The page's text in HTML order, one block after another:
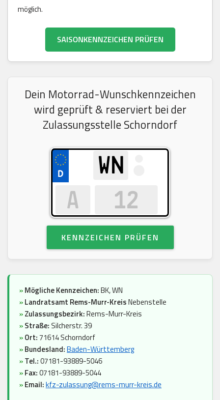
möglich.
SAISONKENNZEICHEN PRÜFEN
Dein Motorrad-Wunschkennzeichen
wird geprüft & reserviert bei der
Zulassungsstelle Schorndorf
KENNZEICHEN PRÜFEN
»Mögliche Kennzeichen:BK, WN
»Landratsamt Rems-Murr-KreisNebenstelle
»Zulassungsbezirk:Rems-Murr-Kreis
»Straße: Silcherstr. 39
»Ort:71614 Schorndorf
»Bundesland:Baden-Württemberg
»Tel.:07181-93889-5046
»Fax:07181-93889-5044
»Email:kfz-zulassung@rems-murr-kreis.de